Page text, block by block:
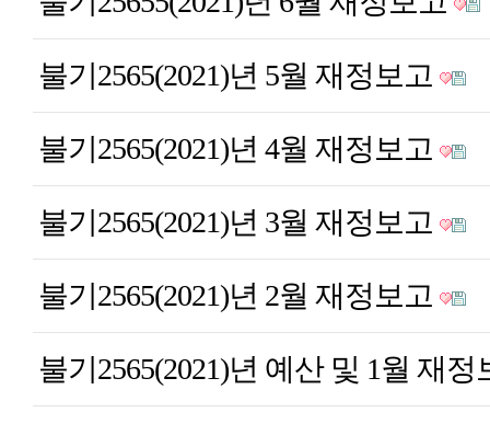
불기2565(2021)년 5월 재정보고
불기2565(2021)년 4월 재정보고
불기2565(2021)년 3월 재정보고
불기2565(2021)년 2월 재정보고
불기2565(2021)년 예산 및 1월 재